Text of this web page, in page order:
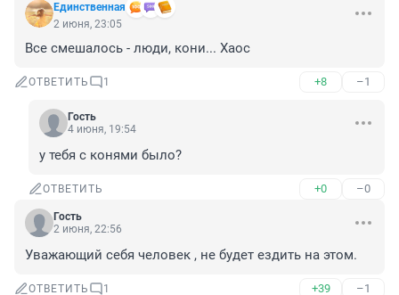
Единственная
2 июня, 23:05
Все смешалось - люди, кони... Хаос
ОТВЕТИТЬ 1 +8 –1
Гость
4 июня, 19:54
у тебя с конями было?
ОТВЕТИТЬ +0 –0
Гость
2 июня, 22:56
Уважающий себя человек , не будет ездить на этом.
ОТВЕТИТЬ 1 +39 –1